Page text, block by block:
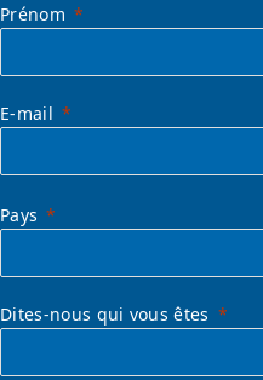
Prénom
E-mail
Pays
Dites-nous qui vous êtes